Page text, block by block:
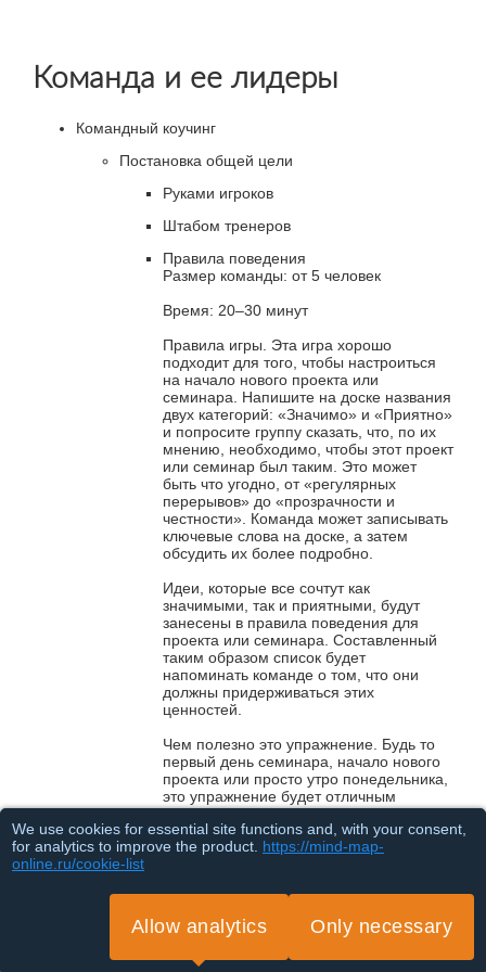
Команда и ее лидеры
Командный коучинг
Постановка общей цели
Руками игроков
Штабом тренеров
Правила поведения
Размер команды: от 5 человек
Время: 20–30 минут
Правила игры. Эта игра хорошо
подходит для того, чтобы настроиться
на начало нового проекта или
семинара. Напишите на доске названия
двух категорий: «Значимо» и «Приятно»
и попросите группу сказать, что, по их
мнению, необходимо, чтобы этот проект
или семинар был таким. Это может
быть что угодно, от «регулярных
перерывов» до «прозрачности и
честности». Команда может записывать
ключевые слова на доске, а затем
обсудить их более подробно.
Идеи, которые все сочтут как
значимыми, так и приятными, будут
занесены в правила поведения для
проекта или семинара. Составленный
таким образом список будет
напоминать команде о том, что они
должны придерживаться этих
ценностей.
Чем полезно это упражнение. Будь то
первый день семинара, начало нового
проекта или просто утро понедельника,
это упражнение будет отличным
способом привести всех сотрудников к
общему знаменателю. Устанавливая
нормы поведения и ценности для
облечённого в письменную форму
кодекса поведения, вы формируете
чувство локтя в коллективе. А если эта
игра проводится виртуально, можно
We use cookies for essential site functions and, with your consent,
for analytics to improve the product. https://mind-map-
online.ru/cookie-list
Allow analytics Only necessary